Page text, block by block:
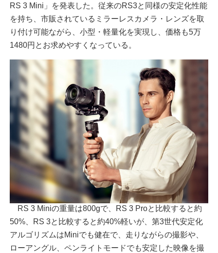
RS 3 Mini」を発表した。従来のRS3と同様の安定化性能
を持ち、市販されているミラーレスカメラ・レンズを取
り付け可能ながら、小型・軽量化を実現し、価格も5万
1480円とお求めやすくなっている。
RS 3 Miniの重量は800gで、RS 3 Proと比較すると約
50%、RS 3と比較すると約40%軽いが、第3世代安定化
アルゴリズムはMiniでも健在で、走りながらの撮影や、
ローアングル、ペンライトモードでも安定した映像を撮